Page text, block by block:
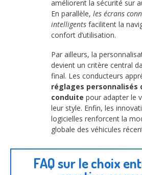
améliorent la sécurité sur
En parallèle, les écrans
intelligents facilitent la
confort d’utilisation.
Par ailleurs, la
devient un critère central
final. Les conducteurs
réglages personnalisés
conduite pour adapter le
leur style. Enfin, les
logicielles renforcent la
globale des véhicules
FAQ sur le choix